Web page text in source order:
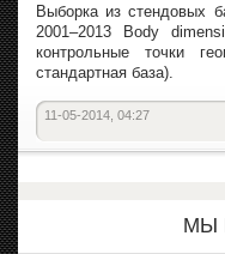
Выборка из стендовых
2001–2013 Body
контрольные точки
стандартная база).
11-05-2014, 04:27
МЫ